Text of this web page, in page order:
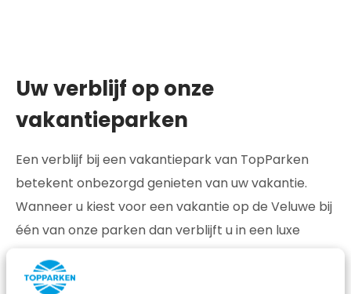
Uw verblijf op onze
vakantieparken
Een verblijf bij een vakantiepark van TopParken
betekent onbezorgd genieten van uw vakantie.
Wanneer u kiest voor een vakantie op de Veluwe bij
één van onze parken dan verblijft u in een luxe
accommodaties beschikken over een sauna, zodat